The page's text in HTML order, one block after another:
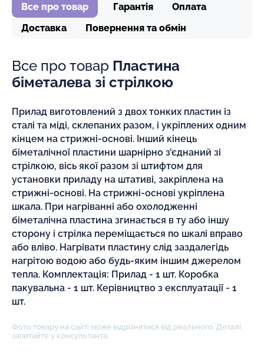
Все про товар Гарантія
Оплата
Доставка
Повернення та обмін
Все про товар Пластина
біметалева зі стрілкою
Прилад виготовлений з двох тонких пластин із
сталі та міді, склепаних разом, і укріплених одним
кінцем на стрижні-основі. Інший кінець
біметалічної пластини шарнірно з'єднаний зі
стрілкою, вісь якої разом зі штифтом для
установки приладу на штативі, закріплена на
стрижні-основі. На стрижні-основі укріплена
шкала. При нагріванні або охолодженні
біметалічна пластина згинається в ту або іншу
сторону і стрілка переміщається по шкалі вправо
або вліво. Нагрівати пластину слід заздалегідь
нагрітою водою або будь-яким іншим джерелом
тепла. Комплектація: Прилад - 1 шт. Коробка
пакувальна - 1 шт. Керівництво з експлуатації - 1
шт.
Фото товару на сайті може відрізнятися від реального. Деталі
запитайте у консультанта.